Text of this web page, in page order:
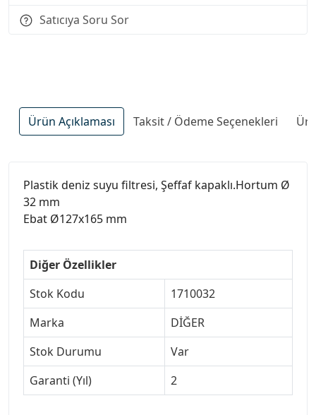
Satıcıya Soru Sor
Ürün Açıklaması Taksit / Ödeme Seçenekleri
Plastik deniz suyu filtresi, Şeffaf kapaklı.Hortum Ø
32 mm
Ebat Ø127x165 mm
Diğer Özellikler
Stok Kodu
1710032
Marka
DİĞER
Stok Durumu
Var
Garanti (Yıl)
2